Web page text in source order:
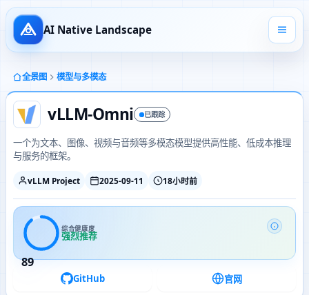
AI Native Landscape
全景图 模型与多模态
vLLM-Omni 已跟踪
一个为文本、图像、视频与音频等多模态模型提供高性能、低成本推理
与服务的框架。
vLLM Project 2025-09-11 18小时前
89
综合健康度
强烈推荐
GitHub 官网